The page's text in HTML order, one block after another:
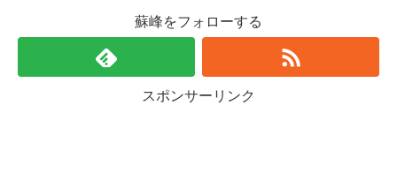
蘇峰をフォローする
スポンサーリンク